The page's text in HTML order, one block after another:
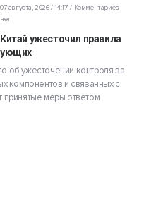
07 августа, 2026 / 14:17
Комментариев
нет
Китай ужесточил правила
об ужесточении контроля за
компонентов и связанных с
меры ответом